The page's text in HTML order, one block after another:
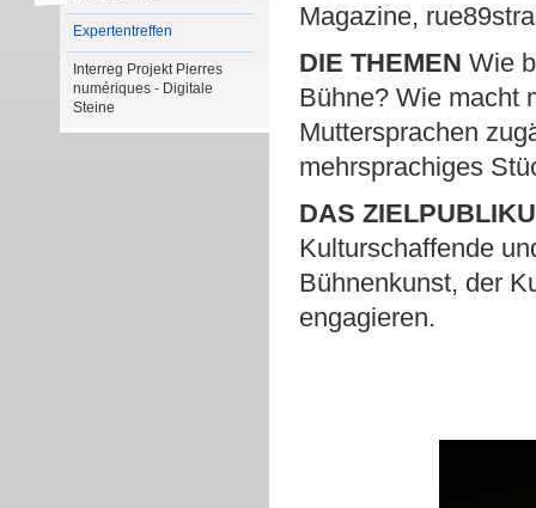
Expertentreffen
Interreg Projekt Pierres
numériques - Digitale
Steine
Magazine,
DIE THEMEN Wie
Bühne? Wie macht
Muttersprachen
mehrsprachiges
DAS
Kulturschaffende
Bühnenkunst, der
engagieren.